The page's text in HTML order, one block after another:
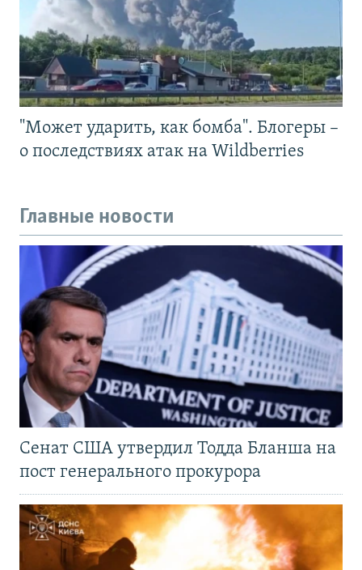
"Может ударить, как бомба". Блогеры –
о последствиях атак на Wildberries
Главные новости
Сенат США утвердил Тодда Бланша на
пост генерального прокурора